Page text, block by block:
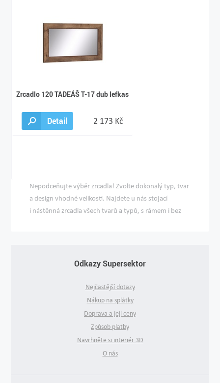
Zrcadlo 120 TADEÁŠ T-17 dub lefkas
Detail 2 173 Kč
Nepodceňujte výběr zrcadla! Zvolte dokonalý typ, tvar
a design vhodné velikosti. Najdete u nás stojací
i nástěnná zrcadla všech tvarů a typů, s rámem i bez
Odkazy Supersektor
Nejčastější dotazy
Nákup na splátky
Doprava a její ceny
Způsob platby
Navrhněte si interiér 3D
O nás